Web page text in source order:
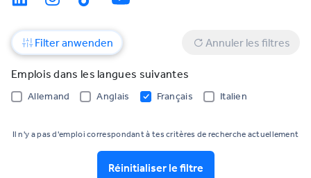
Filter anwenden Annuler les filtres
Emplois dans les langues suivantes
Allemand Anglais Français Italien
Il n'y a pas d'emploi correspondant à tes critères de recherche actuellement
Réinitialiser le filtre